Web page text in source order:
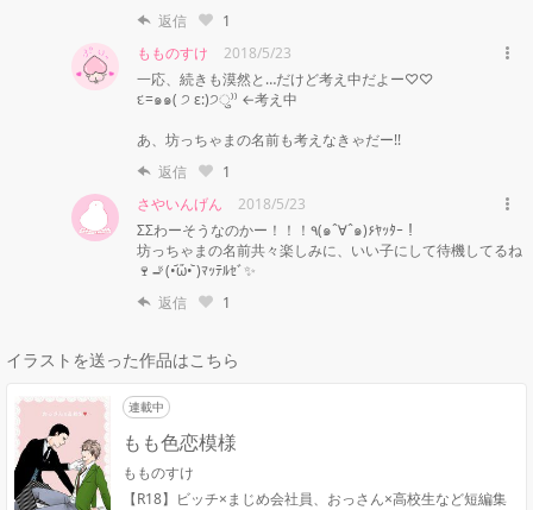
返信
1
もものすけ
2018/5/23
一応、続きも漠然と…だけど考え中だよー♡♡
દ=๑๑( ੭ ε:)੭ु⁾⁾ ←考え中
あ、坊っちゃまの名前も考えなきゃだー!!
返信
1
さやいんげん
2018/5/23
ΣΣわーそうなのかー！！！٩(๑ˆ∀ˆ๑)۶ﾔｯﾀｰ！
坊っちゃまの名前共々楽しみに、いい子にして待機してるね
🍷🚬(•᷄ὤ•᷅ )ﾏｯﾃﾙｾﾞ✨
返信
1
イラストを送った作品はこちら
連載中
もも色恋模様
もものすけ
【R18】ビッチ×まじめ会社員、おっさん×高校生など短編集